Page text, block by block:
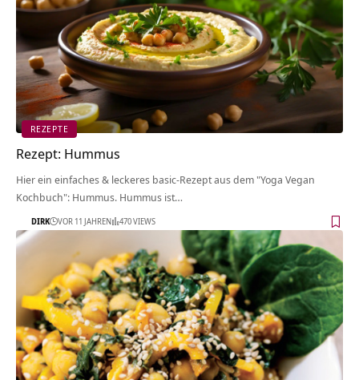
REZEPTE
Rezept: Hummus
Hier ein einfaches & leckeres basic-Rezept aus dem "Yoga Vegan
Kochbuch": Hummus. Hummus ist…
DIRK VOR 11 JAHREN 470 VIEWS